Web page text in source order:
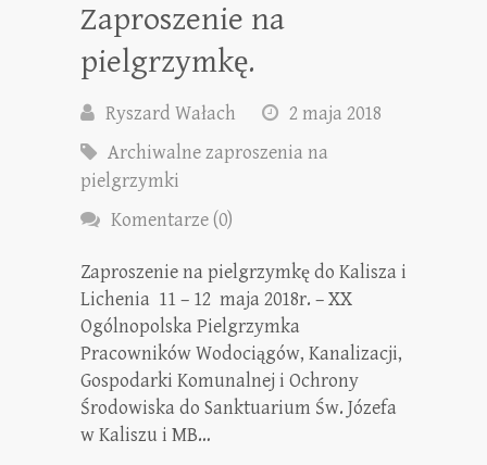
Zaproszenie na
pielgrzymkę.
Ryszard Wałach
2 maja 2018
Archiwalne zaproszenia na
pielgrzymki
Komentarze (0)
Zaproszenie na pielgrzymkę do Kalisza i
Lichenia 11 – 12 maja 2018r. – XX
Ogólnopolska Pielgrzymka
Pracowników Wodociągów, Kanalizacji,
Gospodarki Komunalnej i Ochrony
Środowiska do Sanktuarium Św. Józefa
w Kaliszu i MB…